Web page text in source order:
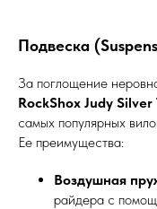
Подвеска
За поглощение
RockShox Judy Silver
самых популярных
Ее преимущества:
Воздушная
райдера с